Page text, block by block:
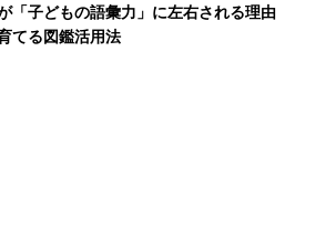
「子どもの語彙力」に左右される理由
てる図鑑活用法